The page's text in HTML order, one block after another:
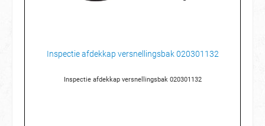
Inspectie afdekkap versnellingsbak 020301132
Inspectie afdekkap versnellingsbak 020301132